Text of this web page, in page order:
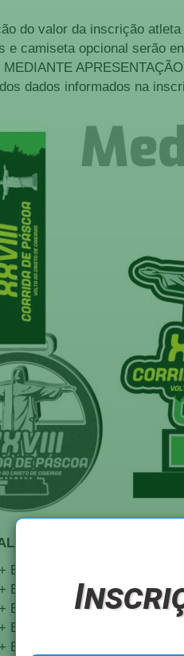
do valor da inscrição
e camiseta opcional serão
MEDIANTE
dados informados na
Bônus em dinheiro
Bônus em dinheiro
Bônus em dinheiro
Bônus em dinheiro
Bônus em dinheiro